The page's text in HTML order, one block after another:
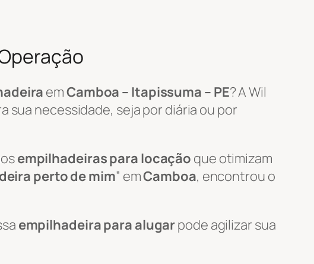
emCamboa – Itapissuma – PE? A Wil
sua necessidade, seja por diária ou por
empilhadeiras para locação que otimizam
perto de mim” emCamboa, encontrou o
empilhadeira para alugarpode agilizar sua